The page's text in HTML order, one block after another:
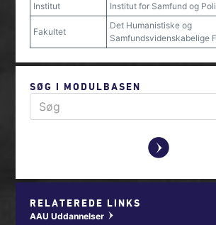
Institut
Institut for Samfund og
Fakultet
Det Humanistiske og
Samfundsvidenskabelige
SØG I MODULBASEN
y
RELATEREDE LINKS
AAU Uddannelser w